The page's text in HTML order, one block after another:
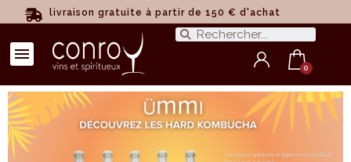
livraison gratuite à partir de 150 € d'achat